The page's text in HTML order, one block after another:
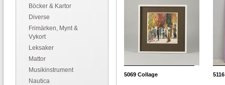
Böcker & Kartor
Diverse
Frimärken, Mynt &
Vykort
Leksaker
Mattor
Musikinstrument
Nautica
5069 Collage 5116